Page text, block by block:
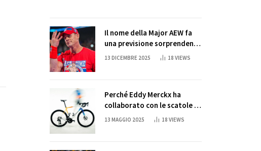
Il nome della Major AEW fa
una previsione sorprendente
per la partita di ritiro di
13 DICEMBRE 2025 18 VIEWS
Perché Eddy Merckx ha
collaborato con le scatole di
succo di Sun Capri
13 MAGGIO 2025 18 VIEWS